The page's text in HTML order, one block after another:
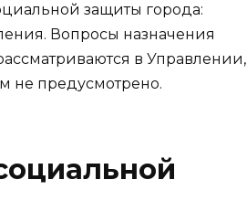
защиты города:
Вопросы назначения
в Управлении,
не предусмотрено.